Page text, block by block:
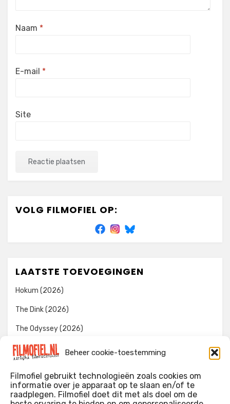
Beheer cookie-toestemming
Filmofiel gebruikt technologieën zoals cookies om
informatie over je apparaat op te slaan en/of te
raadplegen. Filmofiel doet dit met als doel om de
Naam *
E-mail *
Site
VOLG FILMOFIEL OP:
LAATSTE TOEVOEGINGEN
Hokum (2026)
The Dink (2026)
The Odyssey (2026)
Evil Dead Burn (2026)